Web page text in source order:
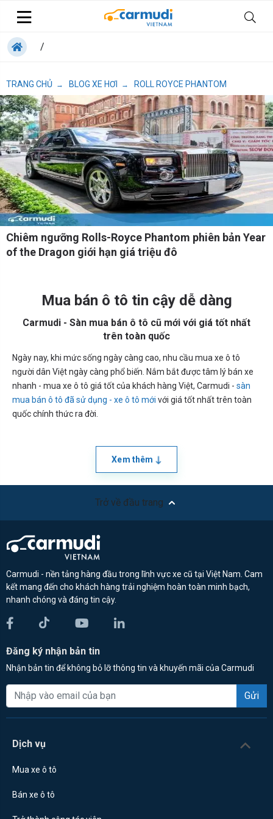
/
TRANG CHỦ → BLOG XE HƠI → ROLL ROYCE PHANTOM
Chiêm ngưỡng Rolls-Royce Phantom phiên bản Year
of the Dragon giới hạn giá triệu đô
Mua bán ô tô tin cậy dễ dàng
Carmudi - Sàn mua bán ô tô cũ mới với giá tốt nhất
trên toàn quốc
Ngày nay, khi mức sống ngày càng cao, nhu cầu mua xe ô tô
người dân Việt ngày càng phổ biến. Nắm bắt được tâm lý bán xe
nhanh - mua xe ô tô giá tốt của khách hàng Việt, Carmudi - sàn
mua bán ô tô đã sử dụng - xe ô tô mới với giá tốt nhất trên toàn
quốc chính thức ra đời.
Xem thêm
Trở về đầu trang
Carmudi - nền tảng hàng đầu trong lĩnh vực xe cũ tại Việt Nam. Cam
kết mang đến cho khách hàng trải nghiệm hoàn toàn minh bạch,
nhanh chóng và đáng tin cậy.
Đăng ký nhận bản tin
Nhận bản tin để không bỏ lỡ thông tin và khuyến mãi của Carmudi
Gửi
Dịch vụ
Mua xe ô tô
Bán xe ô tô